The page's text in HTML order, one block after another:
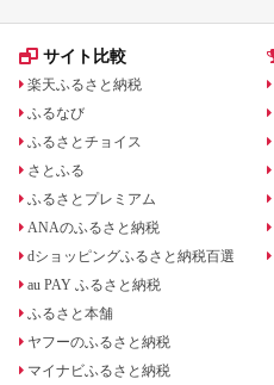
サイト比較
楽天ふるさと納税
ふるなび
ふるさとチョイス
さとふる
ふるさとプレミアム
ANAのふるさと納税
dショッピングふるさと納税百選
au PAY ふるさと納税
ふるさと本舗
ヤフーのふるさと納税
マイナビふるさと納税